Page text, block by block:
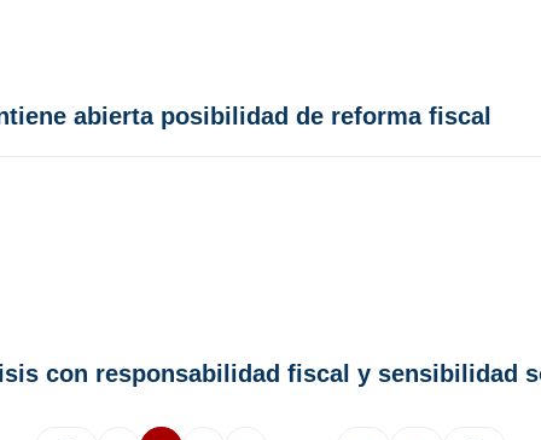
abierta posibilidad de reforma fiscal
con responsabilidad fiscal y sensibilidad